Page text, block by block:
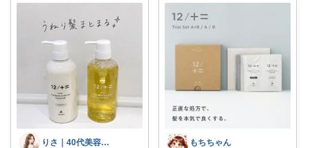
りさ｜40代美容好き もちちゃん